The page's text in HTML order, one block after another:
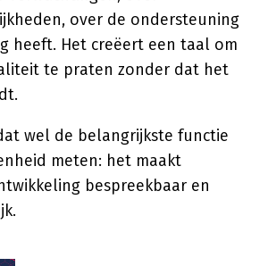
over de ondersteuning
heeft. Het creëert een taal om
te praten zonder dat het
wel de belangrijkste functie
meten: het maakt
bespreekbaar en